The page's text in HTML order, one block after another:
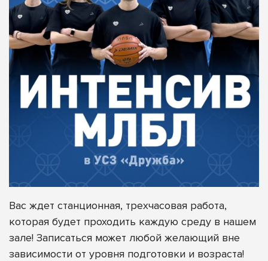
Вас ждет станционная, трехчасовая работа,
которая будет проходить каждую среду в нашем
зале! Записаться может любой желающий вне
зависимости от уровня подготовки и возраста!